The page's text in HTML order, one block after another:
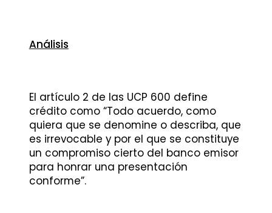
Análisis
El artículo 2 de las UCP 600 define
crédito como “Todo acuerdo, como
quiera que se denomine o describa, que
es irrevocable y por el que se constituye
un compromiso cierto del banco emisor
para honrar una presentación
conforme”.